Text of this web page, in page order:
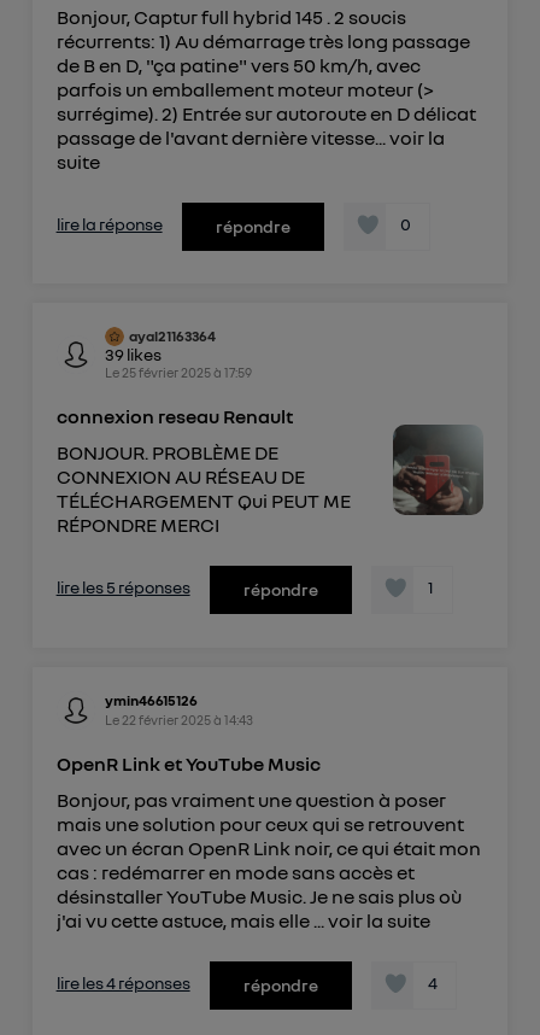
Bonjour, Captur full hybrid 145 . 2 soucis
récurrents: 1) Au démarrage très long passage
de B en D, "ça patine" vers 50 km/h, avec
parfois un emballement moteur moteur (>
surrégime). 2) Entrée sur autoroute en D délicat
passage de l'avant dernière vitesse...voir la
suite
lire la réponse répondre 0
ayal21163364
39 likes
Le 25 février 2025à 17:59
connexion reseau Renault
BONJOUR. PROBLÈME DE
CONNEXION AU RÉSEAU DE
TÉLÉCHARGEMENT Qui PEUT ME
RÉPONDRE MERCI
lire les 5 réponses répondre 1
ymin46615126
Le 22 février 2025à 14:43
OpenR Link et YouTube Music
Bonjour, pas vraiment une question à poser
mais une solution pour ceux qui se retrouvent
avec un écran OpenR Link noir, ce qui était mon
cas : redémarrer en mode sans accès et
désinstaller YouTube Music. Je ne sais plus où
j'ai vu cette astuce, mais elle ... voir la suite
lire les 4 réponses répondre 4